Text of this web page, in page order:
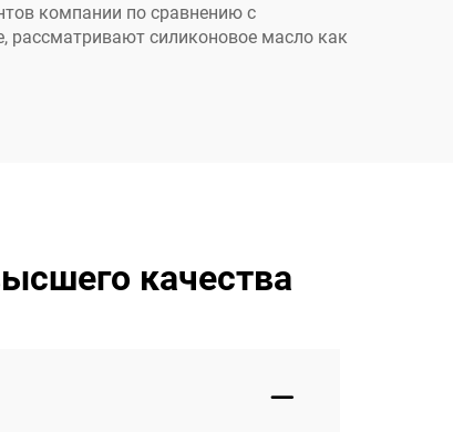
компании по сравнению с
рассматривают силиконовое масло как
качества